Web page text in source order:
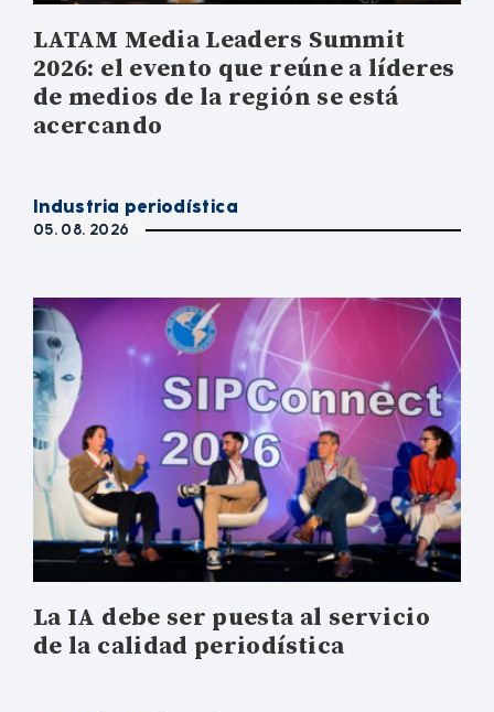
LATAM Media Leaders Summit
2026: el evento que reúne a líderes
de medios de la región se está
acercando
Industria periodística
05. 08. 2026
La IA debe ser puesta al servicio
de la calidad periodística